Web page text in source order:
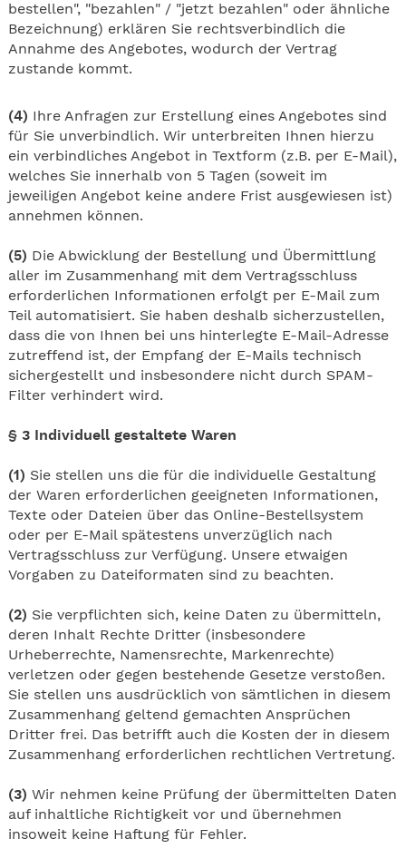
bestellen", "bezahlen" / "jetzt bezahlen" oder ähnliche
Bezeichnung) erklären Sie rechtsverbindlich die
Annahme des Angebotes, wodurch der Vertrag
zustande kommt.
(4) Ihre Anfragen zur Erstellung eines Angebotes sind
für Sie unverbindlich. Wir unterbreiten Ihnen hierzu
ein verbindliches Angebot in Textform (z.B. per E-Mail),
welches Sie innerhalb von 5 Tagen (soweit im
jeweiligen Angebot keine andere Frist ausgewiesen ist)
annehmen können.
(5) Die Abwicklung der Bestellung und Übermittlung
aller im Zusammenhang mit dem Vertragsschluss
erforderlichen Informationen erfolgt per E-Mail zum
Teil automatisiert. Sie haben deshalb sicherzustellen,
dass die von Ihnen bei uns hinterlegte E-Mail-Adresse
zutreffend ist, der Empfang der E-Mails technisch
sichergestellt und insbesondere nicht durch SPAM-
Filter verhindert wird.
§ 3 Individuell gestaltete Waren
(1) Sie stellen uns die für die individuelle Gestaltung
der Waren erforderlichen geeigneten Informationen,
Texte oder Dateien über das Online-Bestellsystem
oder per E-Mail spätestens unverzüglich nach
Vertragsschluss zur Verfügung. Unsere etwaigen
Vorgaben zu Dateiformaten sind zu beachten.
(2) Sie verpflichten sich, keine Daten zu übermitteln,
deren Inhalt Rechte Dritter (insbesondere
Urheberrechte, Namensrechte, Markenrechte)
verletzen oder gegen bestehende Gesetze verstoßen.
Sie stellen uns ausdrücklich von sämtlichen in diesem
Zusammenhang geltend gemachten Ansprüchen
Dritter frei. Das betrifft auch die Kosten der in diesem
Zusammenhang erforderlichen rechtlichen Vertretung.
(3) Wir nehmen keine Prüfung der übermittelten Daten
auf inhaltliche Richtigkeit vor und übernehmen
insoweit keine Haftung für Fehler.